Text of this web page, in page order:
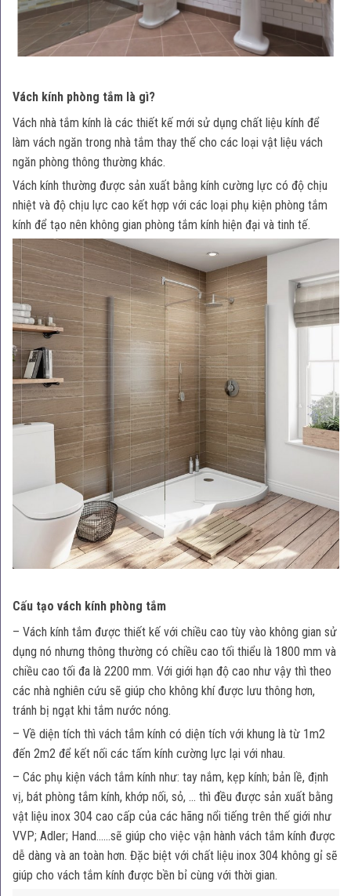
Vách kính phòng tắm là gì?
Vách nhà tắm kính là các thiết kế mới sử dụng chất liệu kính để
làm vách ngăn trong nhà tắm thay thế cho các loại vật liệu vách
ngăn phòng thông thường khác.
Vách kính thường được sản xuất bằng kính cường lực có độ chịu
nhiệt và độ chịu lực cao kết hợp với các loại phụ kiện phòng tắm
kính để tạo nên không gian phòng tắm kính hiện đại và tinh tế.
Cấu tạo vách kính phòng tắm
– Vách kính tắm được thiết kế với chiều cao tùy vào không gian sử
dụng nó nhưng thông thường có chiều cao tối thiểu là 1800 mm và
chiều cao tối đa là 2200 mm. Với giới hạn độ cao như vậy thì theo
các nhà nghiên cứu sẽ giúp cho không khí được lưu thông hơn,
tránh bị ngạt khi tắm nước nóng.
– Về diện tích thì vách tắm kính có diện tích với khung là từ 1m2
đến 2m2 để kết nối các tấm kính cường lực lại với nhau.
– Các phụ kiện vách tắm kính như: tay nắm, kẹp kính; bản lề, định
vị, bát phòng tắm kính, khớp nối, sỏ, … thì đều được sản xuất bằng
vật liệu inox 304 cao cấp của các hãng nổi tiếng trên thế giới như
VVP; Adler; Hand……sẽ giúp cho việc vận hành vách tắm kính được
dễ dàng và an toàn hơn. Đặc biệt với chất liệu inox 304 không gỉ sẽ
giúp cho vách tắm kính được bền bỉ cùng với thời gian.